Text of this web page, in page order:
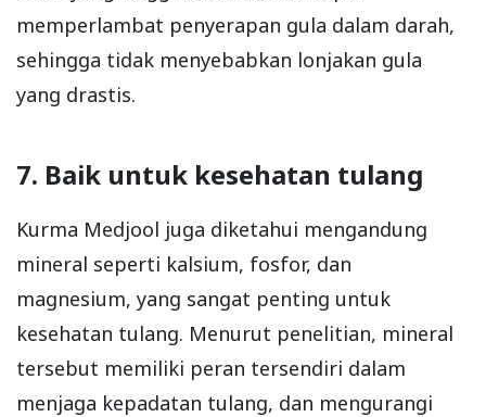
memperlambat penyerapan gula dalam darah,
sehingga tidak menyebabkan lonjakan gula
yang drastis.
7. Baik untuk kesehatan tulang
Kurma Medjool juga diketahui mengandung
mineral seperti kalsium, fosfor, dan
magnesium, yang sangat penting untuk
kesehatan tulang. Menurut penelitian, mineral
tersebut memiliki peran tersendiri dalam
menjaga kepadatan tulang, dan mengurangi